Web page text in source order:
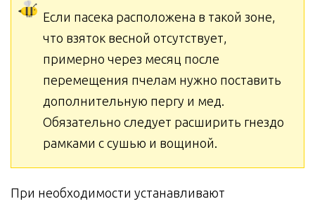
Если пасека расположена в такой зоне,
что взяток весной отсутствует,
примерно через месяц после
перемещения пчелам нужно поставить
дополнительную пергу и мед.
Обязательно следует расширить гнездо
рамками с сушью и вощиной.
При необходимости устанавливают